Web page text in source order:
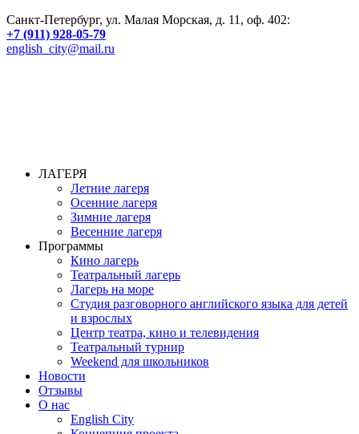
Санкт-Петербург, ул. Малая Морская, д. 11, оф. 402:
+7 (911) 928-05-79
english_city@mail.ru
ЛАГЕРЯ
Летние лагеря
Осенние лагеря
Зимние лагеря
Весенние лагеря
Программы
Кино лагерь
Театральный лагерь
Лагерь на море
Студия разговорного английского языка для детей
и взрослых
Центр театра, кино и телевидения
Театральный турнир
Weekend для школьников
Новости
Отзывы
О нас
English City